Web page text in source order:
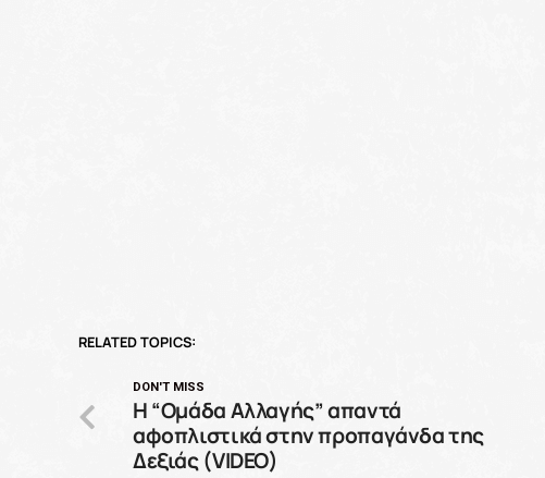
RELATED TOPICS:
DON'T MISS
H “Oμάδα Αλλαγής” απαντά
αφοπλιστικά στην προπαγάνδα της
Δεξιάς (VIDEO)